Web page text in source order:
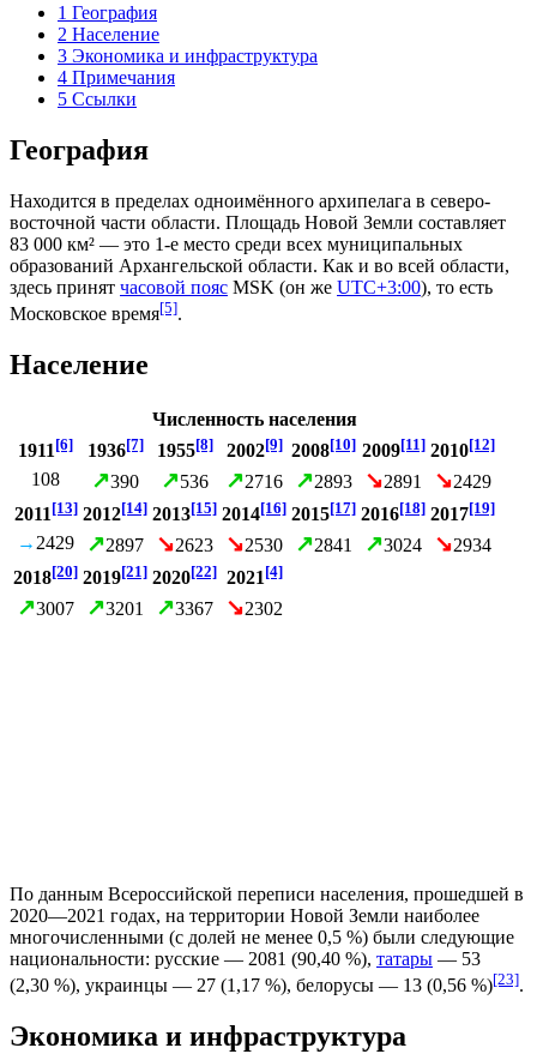
1 География
2 Население
3 Экономика и инфраструктура
4 Примечания
5 Ссылки
География
Находится в пределах одноимённого архипелага в северо-
восточной части области. Площадь Новой Земли составляет
83 000 км² — это 1-е место среди всех муниципальных
образований Архангельской области. Как и во всей области,
здесь принят часовой пояс MSK (он же UTC+3:00), то есть
Московское время[5].
Население
Численность населения
1911 [6] 1936[7] 1955[8] 2002[9] 2008[10] 2009[11] 2010[12]
108 ↗390 ↗536 ↗2716 ↗2893 ↘2891 ↘2429
2011 [13] 2012[14] 2013[15] 2014[16] 2015[17] 2016[18] 2017[19]
→ 2429 ↗2897 ↘2623 ↘2530 ↗2841 ↗3024 ↘2934
2018[20] 2019[21] 2020[22] 2021 [4]
↗3007 ↗3201 ↗3367 ↘2302
По данным Всероссийской переписи населения, прошедшей в
2020—2021 годах, на территории Новой Земли наиболее
многочисленными (с долей не менее 0,5 %) были следующие
национальности: русские — 2081 (90,40 %), татары — 53
(2,30 %), украинцы — 27 (1,17 %), белорусы — 13 (0,56 %)[23].
Экономика и инфраструктура